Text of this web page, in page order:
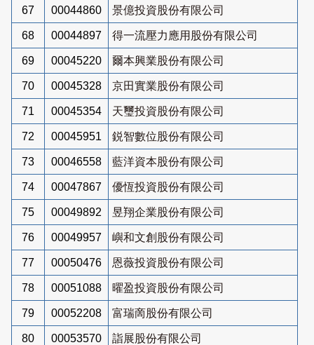
67 00044860 景億投資股份有限公司
68 00044897 得一流壓力應用股份有限公司
69 00045220 爾本興業股份有限公司
70 00045328 京田實業股份有限公司
71 00045354 天璽投資股份有限公司
72 00045951 鋭智數位股份有限公司
73 00046558 藍洋資本股份有限公司
74 00047867 優恆投資股份有限公司
75 00049892 昱翔企業股份有限公司
76 00049957 嶼和文創股份有限公司
77 00050476 恩薇投資股份有限公司
78 00051088 曜盈投資股份有限公司
79 00052208 富瑞啇股份有限公司
80 00053570 詣展股份有限公司